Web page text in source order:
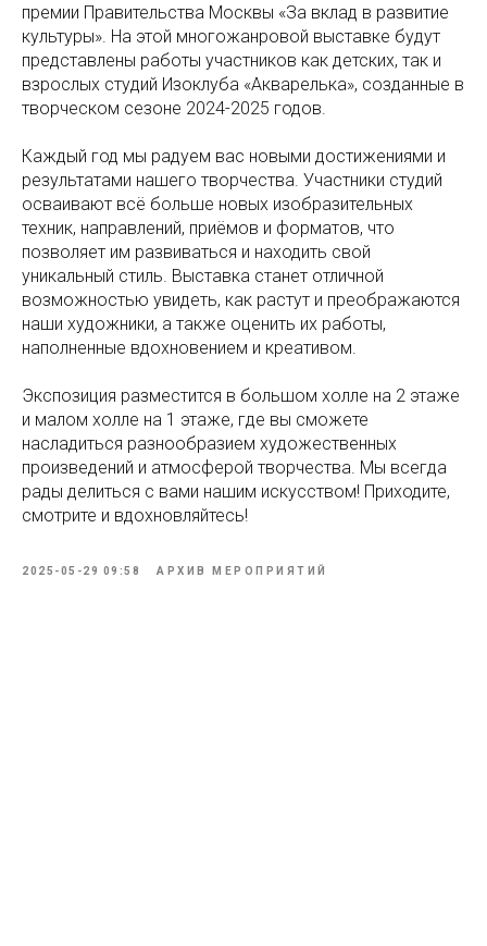
премии Правительства Москвы «За вклад в развитие
культуры». На этой многожанровой выставке будут
представлены работы участников как детских, так и
взрослых студий Изоклуба «Акварелька», созданные в
творческом сезоне 2024-2025 годов.
Каждый год мы радуем вас новыми достижениями и
результатами нашего творчества. Участники студий
осваивают всё больше новых изобразительных
техник, направлений, приёмов и форматов, что
позволяет им развиваться и находить свой
уникальный стиль. Выставка станет отличной
возможностью увидеть, как растут и преображаются
наши художники, а также оценить их работы,
наполненные вдохновением и креативом.
Экспозиция разместится в большом холле на 2 этаже
и малом холле на 1 этаже, где вы сможете
насладиться разнообразием художественных
произведений и атмосферой творчества. Мы всегда
рады делиться с вами нашим искусством! Приходите,
смотрите и вдохновляйтесь!
2025-05-29 09:58 АРХИВ МЕРОПРИЯТИЙ